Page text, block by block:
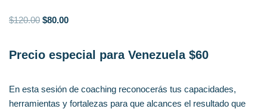
$120.00 $80.00
Precio especial para Venezuela $60
En esta sesión de coaching reconocerás tus capacidades,
herramientas y fortalezas para que alcances el resultado que